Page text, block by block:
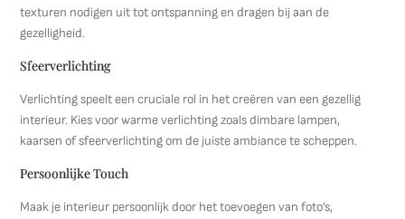
texturen nodigen uit tot ontspanning en dragen bij aan de
gezelligheid.
Sfeerverlichting
Verlichting speelt een cruciale rol in het creëren van een gezellig
interieur. Kies voor warme verlichting zoals dimbare lampen,
kaarsen of sfeerverlichting om de juiste ambiance te scheppen.
Persoonlijke Touch
Maak je interieur persoonlijk door het toevoegen van foto’s,